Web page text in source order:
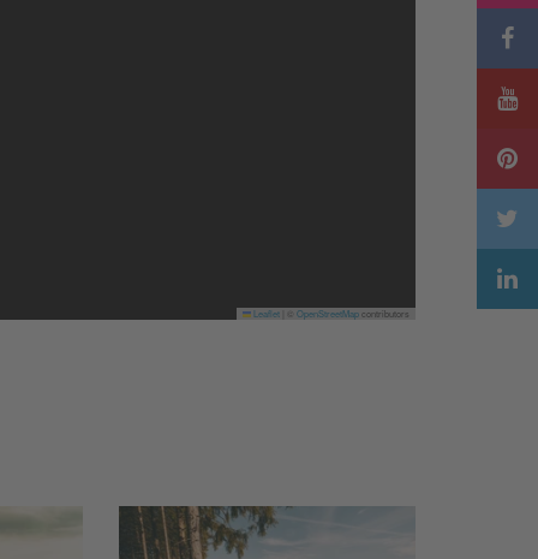
Leaflet OpenStreetMapcontributors